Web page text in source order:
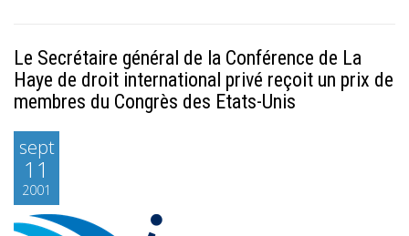
Le Secrétaire général de la Conférence de La
Haye de droit international privé reçoit un prix de
membres du Congrès des Etats-Unis
sept
11
2001